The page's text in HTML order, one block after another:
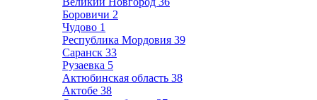
Боровичи 2
Чудово 1
Республика Мордовия 39
Саранск 33
Рузаевка 5
Актюбинская область 38
Актобе 38